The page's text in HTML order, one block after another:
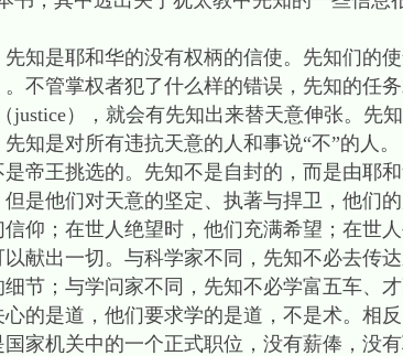
知是耶和华的没有权柄的信使。先知们的
不管掌权者犯了什么样的错误，先知的任
justice），就会有先知出来替天意伸张。先
知是对所有违抗天意的人和事说“不”的人。
帝王挑选的。先知不是自封的，而是由耶
是他们对天意的坚定、执著与捍卫，他们
仰；在世人绝望时，他们充满希望；在世
献出一切。与科学家不同，先知不必去传
节；与学问家不同，先知不必学富五车、
的是道，他们要求学的是道，不是术。相
家机关中的一个正式职位，没有薪俸，没